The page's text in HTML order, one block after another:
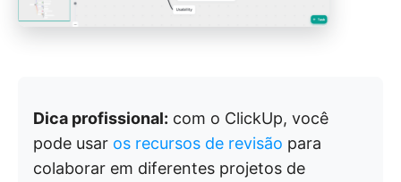
Dica profissional: com o ClickUp, você
pode usar os recursos de revisão para
colaborar em diferentes projetos de